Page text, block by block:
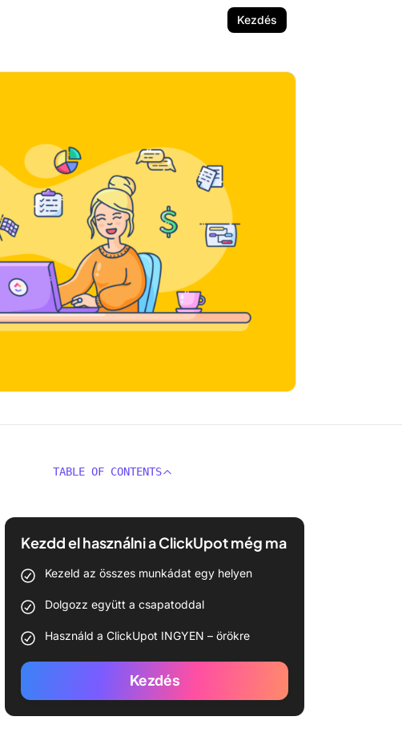
Kezdés
TABLE OF CONTENTS
Kezdd el használni a ClickUpot még ma
Kezeld az összes munkádat egy helyen
Dolgozz együtt a csapatoddal
Használd a ClickUpot INGYEN – örökre
Kezdés